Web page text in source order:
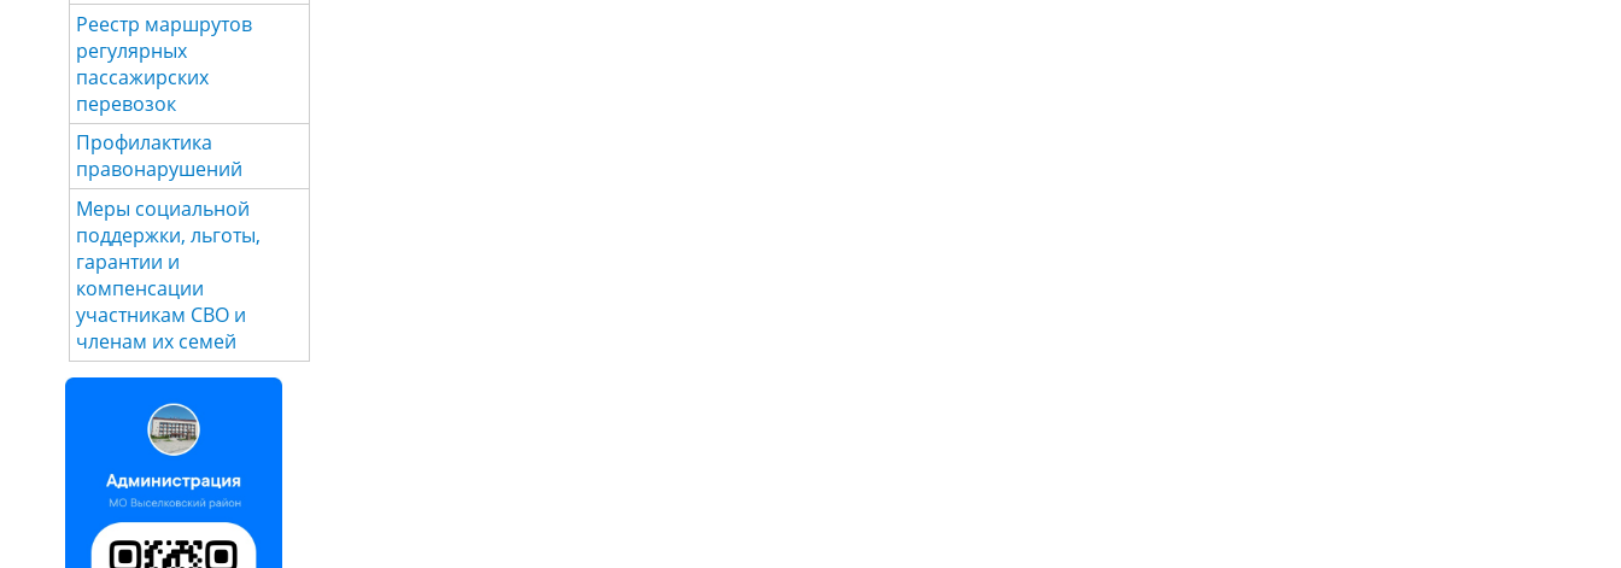
Реестр маршрутов
регулярных
пассажирских
перевозок
Профилактика
правонарушений
Меры социальной
поддержки, льготы,
гарантии и
компенсации
участникам СВО и
членам их семей